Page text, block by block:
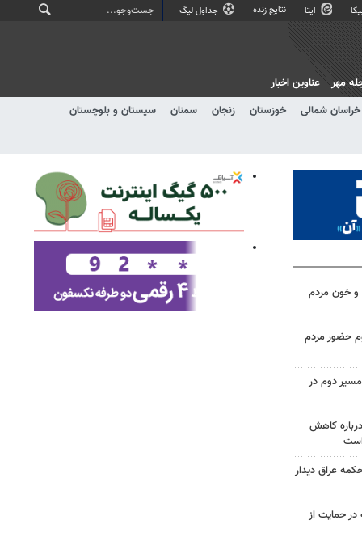
ایتا نتایج زنده جداول لیگ
خراسان شمالی خوزستان زنجان سمنان
سیستان و بلوچستان
مهر عناوین اخبار
خون مردم
حضور مردم
دوم در
کاهش
عراق دیدار
در حمایت از